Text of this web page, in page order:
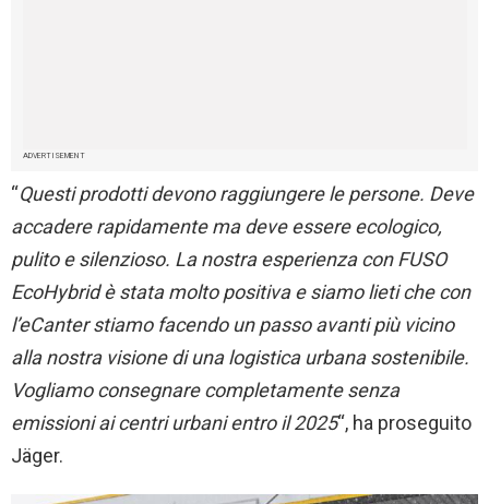
ADVERTISEMENT
“Questi prodotti devono raggiungere le persone. Deve
accadere rapidamente ma deve essere ecologico,
pulito e silenzioso. La nostra esperienza con FUSO
EcoHybrid è stata molto positiva e siamo lieti che con
l’eCanter stiamo facendo un passo avanti più vicino
alla nostra visione di una logistica urbana sostenibile.
Vogliamo consegnare completamente senza
emissioni ai centri urbani entro il 2025“, ha proseguito
Jäger.